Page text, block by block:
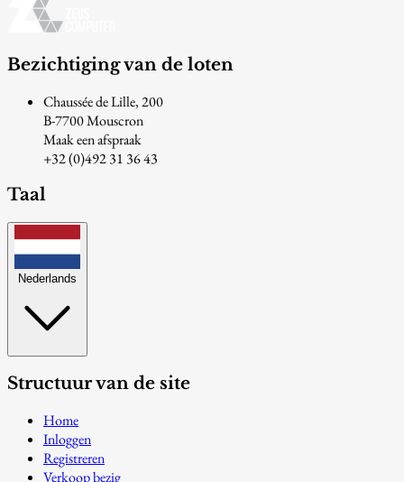
Bezichtiging van de loten
Chaussée de Lille, 200
B-7700 Mouscron
Maak een afspraak
+32 (0)492 31 36 43
Taal
Nederlands
Structuur van de site
Home
Inloggen
Registreren
Verkoop bezig